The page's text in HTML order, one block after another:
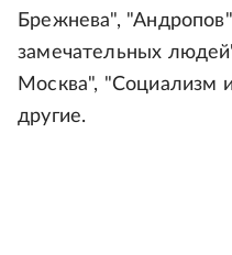
Брежнева",
замечательных
Москва", "Социализм
другие.